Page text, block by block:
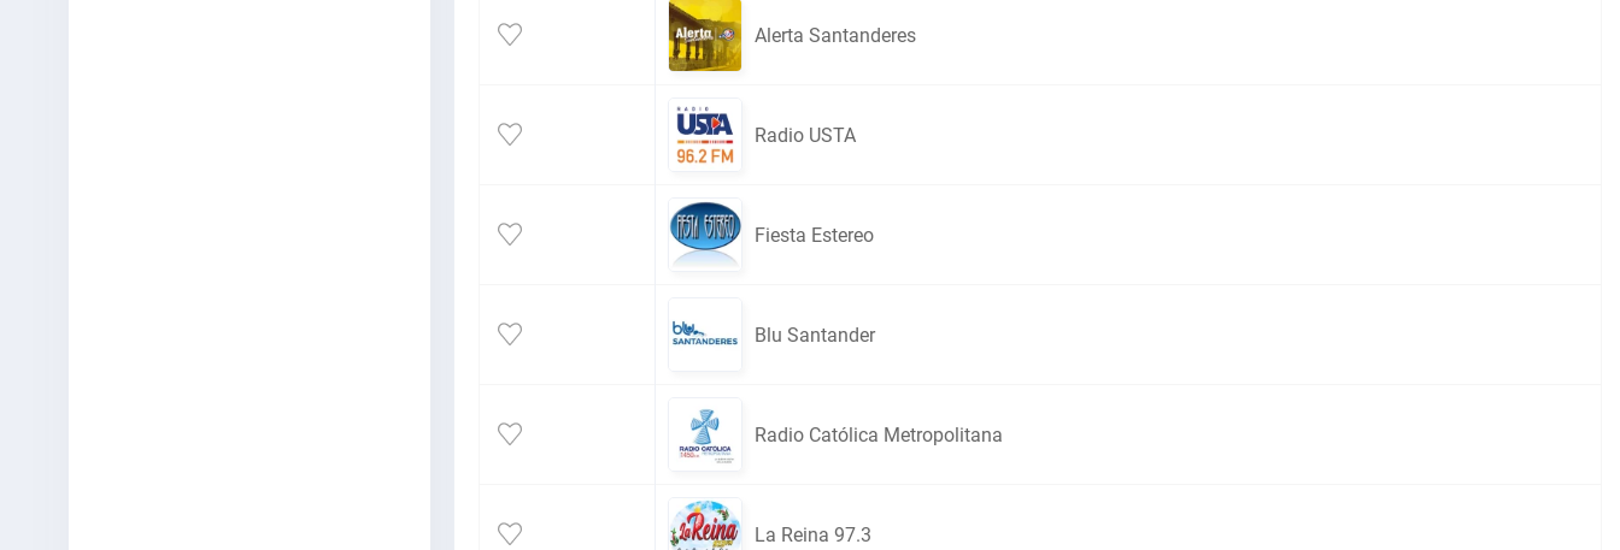
Alerta Santanderes
Radio USTA
Fiesta Estereo
Blu Santander
Radio Católica Metropolitana
La Reina 97.3